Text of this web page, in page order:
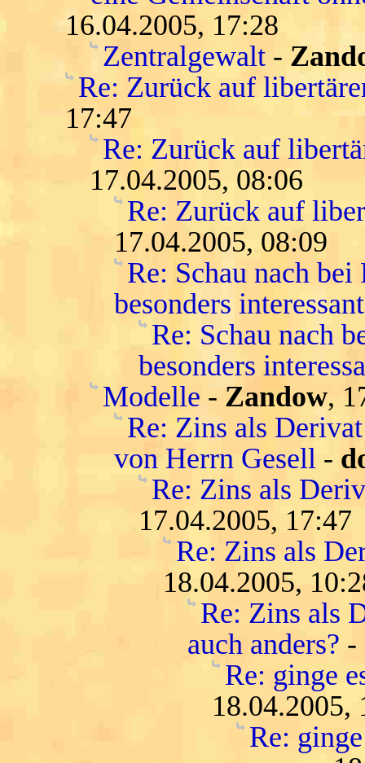
16.04.2005, 17:28
Zentralgewalt -
Re: Zurück auf
17:47
Re: Zurück auf
17.04.2005, 08:06
Re: Zurück auf
17.04.2005, 08:09
Re: Schau nach
besonders interessant
Re: Schau nach
besonders
Modelle - Zandow,
Re: Zins als
von Herrn Gesell -
Re: Zins als
17.04.2005, 17:47
Re: Zins als
18.04.2005,
Re: Zins als
auch anders? -
Re: ginge
18.04.2005,
Re: